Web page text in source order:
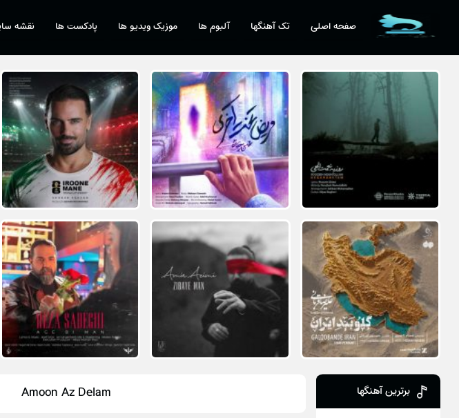
صفحه اصلی تک آهنگها آلبوم ها موزیک ویدیو ها پادکست ها نقشه
Amoon Az Delam برترین آهنگها